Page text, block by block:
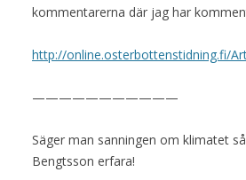
kommentarerna där jag har
http://online.osterbottenstidning.fi/
———————————
Säger man sanningen om klimatet
Bengtsson erfara!